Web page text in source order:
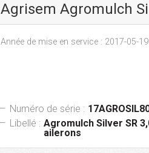
Agrisem Agromulch
Année de mise en service : 2017-05-19
Numéro de série :
Libellé : Agromulch Silver SR
ailerons